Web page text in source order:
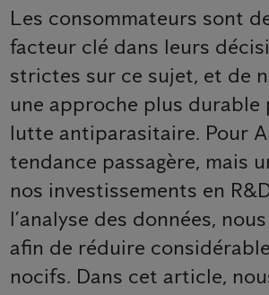
Les consommateurs sont
facteur clé dans leurs
strictes sur ce sujet, et de
une approche plus
lutte antiparasitaire. Pour
tendance passagère, mais
nos investissements en
l’analyse des données,
afin de réduire
nocifs. Dans cet article,